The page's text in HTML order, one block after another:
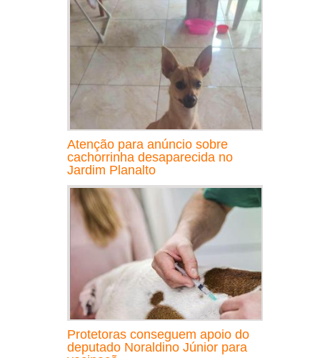
Atenção para anúncio sobre
cachorrinha desaparecida no
Jardim Planalto
Protetoras conseguem apoio do
deputado Noraldino Júnior para